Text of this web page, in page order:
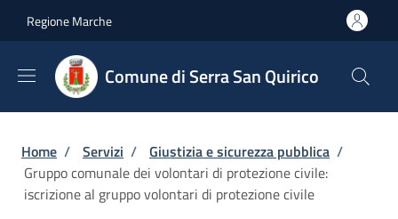
Regione Marche
Comune di Serra San Quirico
Briciole di pane
Home / Servizi / Giustizia e sicurezza pubblica /
Gruppo comunale dei volontari di protezione civile:
iscrizione al gruppo volontari di protezione civile